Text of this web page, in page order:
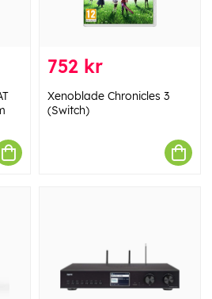
752 kr
Xenoblade Chronicles 3
(Switch)